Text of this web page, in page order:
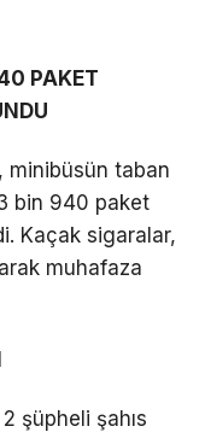
Facebook
Instagram
TikTok
PAKET
minibüsün taban
bin 940 paket
Kaçak sigaralar,
muhafaza
şüpheli şahıs